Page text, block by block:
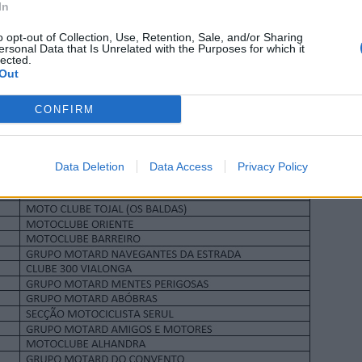
opt-out of Collection, Use, Retention, Sale, and/or Sharing
Data that Is Unrelated with the Purposes for which it
CONFIRM
Data Deletion Data Access Privacy Policy
na
da planificação para 2025 é a apresentada abaixo,
não se realiza: